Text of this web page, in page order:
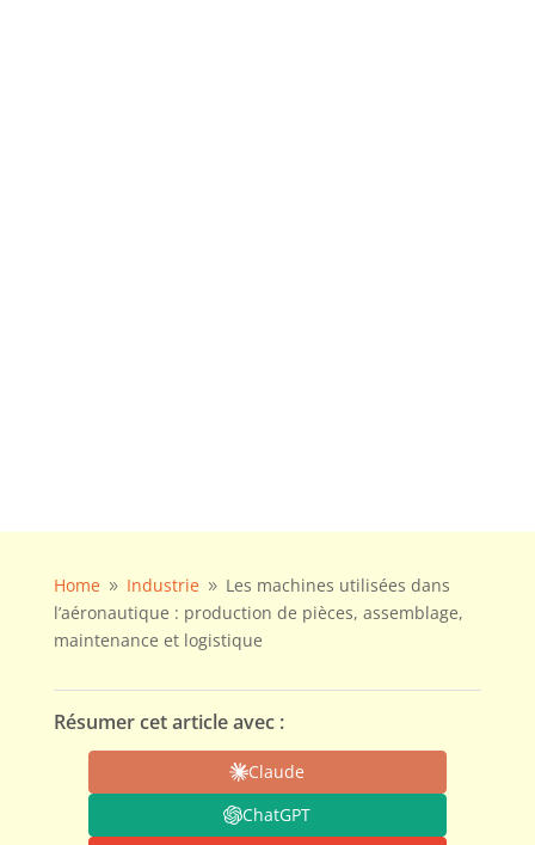
Home 9 Industrie 9 Les machines utilisées dans
l’aéronautique : production de pièces, assemblage,
maintenance et logistique
Résumer cet article avec :
Claude
ChatGPT